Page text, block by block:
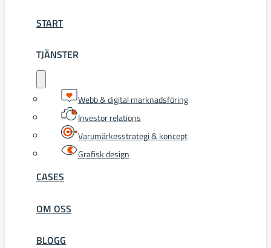
START
TJÄNSTER
Webb & digital marknadsföring
Investor relations
Varumärkesstrategi & koncept
Grafisk design
CASES
OM OSS
BLOGG